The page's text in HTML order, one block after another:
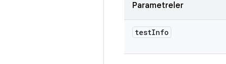
Parametreler
testInfo